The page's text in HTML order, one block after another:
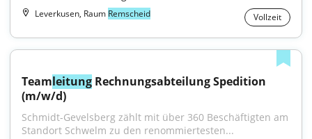
Leverkusen, Raum Remscheid Vollzeit
Teamleitung Rechnungsabteilung Spedition
(m/w/d)
Schmidt-Gevelsberg zählt mit über 360 Beschäftigten am
Standort Schwelm zu den renommiertesten...